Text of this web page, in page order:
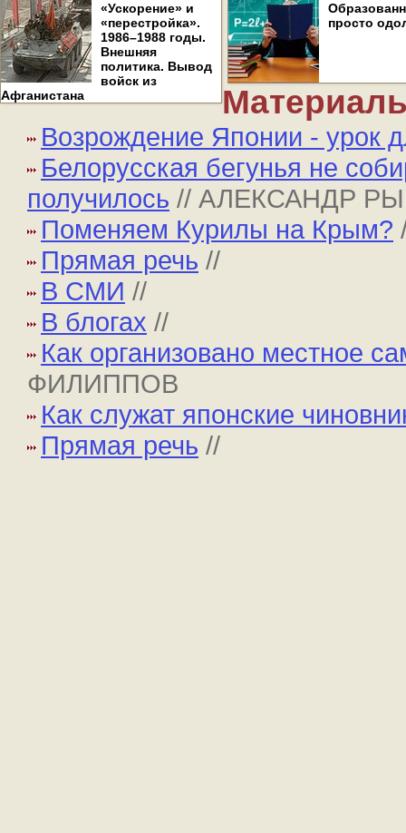
«Ускорение» и
«перестройка».
1986–1988 годы.
Внешняя
политика. Вывод
войск из
Афганистана
просто
Возрождение Японии - урок
Белорусская бегунья не
получилось // АЛЕКСАНДР
Поменяем Курилы на Крым?
Прямая речь //
В СМИ //
В блогах //
Как организовано местное
ФИЛИППОВ
Как служат японские
Прямая речь //